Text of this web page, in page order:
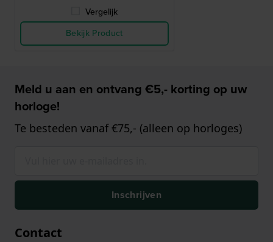
Vergelijk
Bekijk Product
Meld u aan en ontvang €5,- korting op uw
horloge!
Te besteden vanaf €75,- (alleen op horloges)
Inschrijven
Contact